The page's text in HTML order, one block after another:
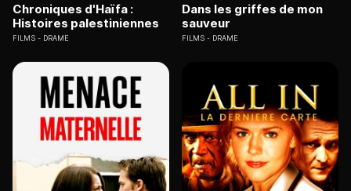
Chroniques d'Haïfa :
Histoires palestiniennes
FILMS DRAME
Dans les griffes de mon
sauveur
FILMS DRAME